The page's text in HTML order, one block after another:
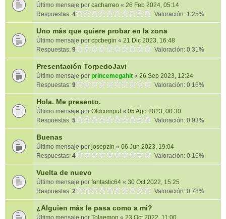
Último mensaje por cacharreo « 26 Feb 2024, 05:14
Respuestas: 4 Valoración: 1.25%
Uno más que quiere probar en la zona
Último mensaje por cpcbegin « 21 Dic 2023, 16:48
Respuestas: 9 Valoración: 0.31%
Presentación TorpedoJavi
Último mensaje por princemegahit « 26 Sep 2023, 12:24
Respuestas: 9 Valoración: 0.16%
Hola. Me presento.
Último mensaje por Oldcomput« 05 Ago 2023, 00:30
Respuestas: 5 Valoración: 0.93%
Buenas
Último mensaje por josepzin « 06 Jun 2023, 19:04
Respuestas: 4 Valoración: 0.16%
Vuelta de nuevo
Último mensaje por fantastic64 « 30 Oct 2022, 15:25
Respuestas: 2 Valoración: 0.78%
¿Alguien más le pasa como a mi?
Último mensaje por Tolaemon « 23 Oct 2022, 11:00